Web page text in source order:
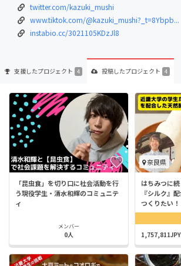
twitter.com/kazuki_mushi
www.tiktok.com/@kazuki_mushi?_t=8Ybpb...
instabio.cc/3021105KDzJl8
支援したプロジェクト 4 投稿したプロジェクト 4
「昆虫食」を切り口に社会活動を行
う現役学生・清水和輝のコミュニテ
ィ
メンバー
0人
奈良県
はちみつに
『シルク』
つくりたい！
1,757,811JPY